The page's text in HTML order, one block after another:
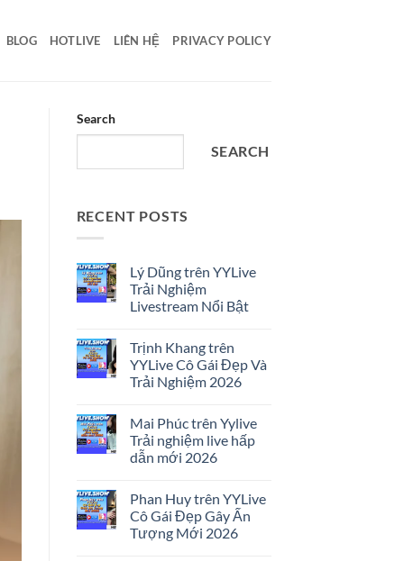
BLOG HOTLIVE LIÊN HỆ PRIVACY POLICY
Search
SEARCH
RECENT POSTS
Lý Dũng trên YYLive
Trải Nghiệm
Livestream Nổi Bật
on
Lý
Dũng
trên
Nghiệm
Livestream
Nổi
Bật
Trịnh Khang trên
YYLive Cô Gái Đẹp Và
Trải Nghiệm 2026
on
Trịnh
Khang
trên
Gái
Đẹp
Và
Trải
Nghiệm
Mai Phúc trên Yylive
Trải nghiệm live hấp
dẫn mới 2026
on
Mai
Phúc
trên
Phan Huy trên YYLive
Cô Gái Đẹp Gây Ấn
Tượng Mới 2026